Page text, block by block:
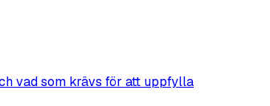
vad som krävs för att uppfylla